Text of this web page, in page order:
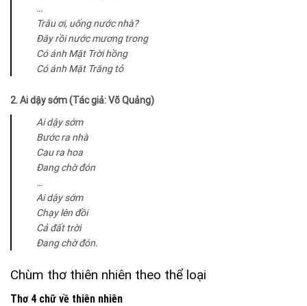
…
Trâu ơi, uống nước nhà?
Đây rồi nước mương trong
Có ánh Mặt Trời hồng
Có ánh Mặt Trăng tỏ
2. Ai dậy sớm (Tác giả: Võ Quảng)
Ai dậy sớm
Bước ra nhà
Cau ra hoa
Đang chờ đón
…
Ai dậy sớm
Chạy lên đồi
Cả đất trời
Đang chờ đón.
Chùm thơ thiên nhiên theo thể loại
Thơ 4 chữ về thiên nhiên